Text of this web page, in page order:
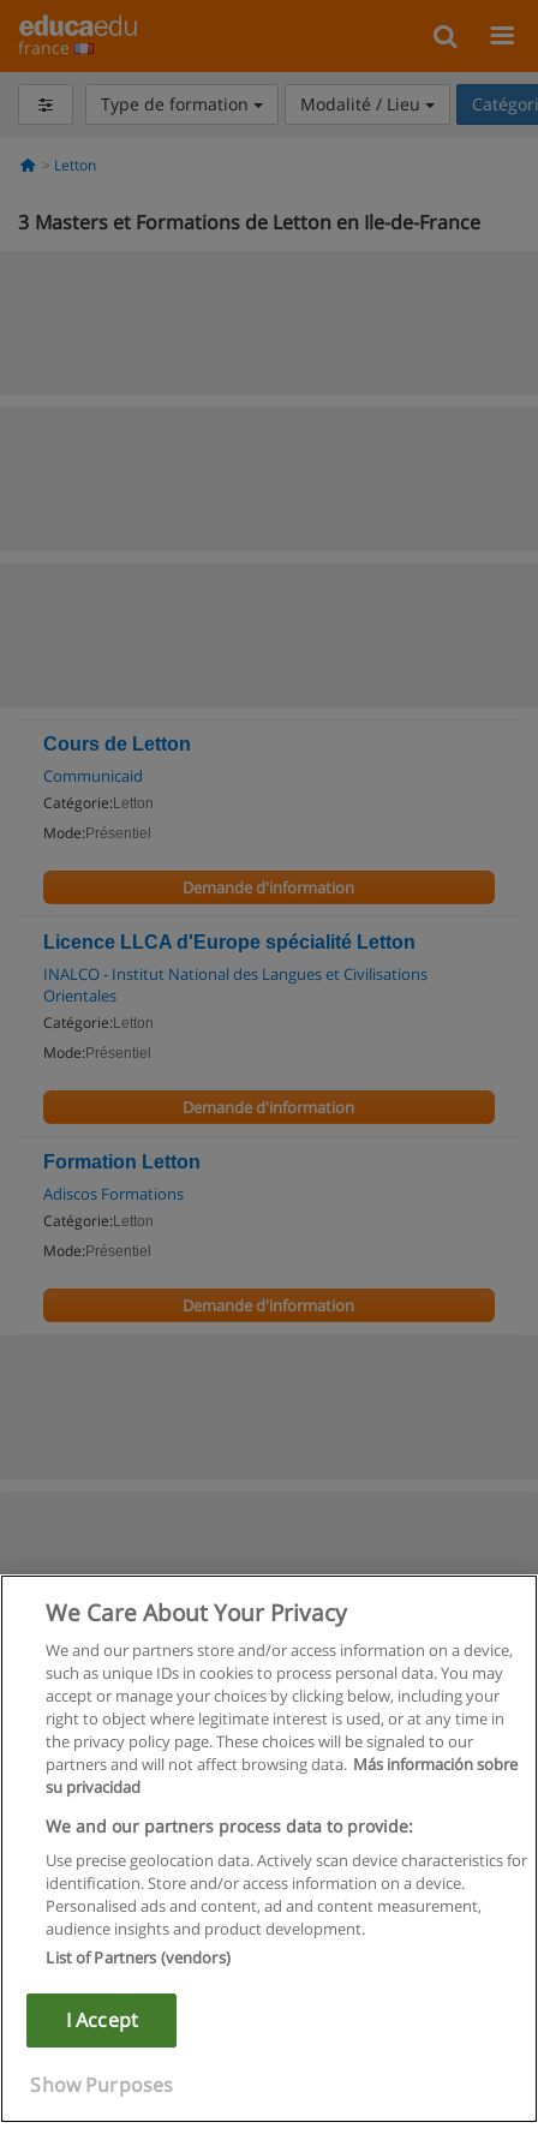
france
Type de formation Modalité / Lieu
Letton
3 Masters et Formations de Letton en Ile-de-France
Cours de Letton
Communicaid
Catégorie: Letton
Mode: Présentiel
Demande d'information
Licence LLCA d'Europe spécialité Letton
INALCO - Institut National des Langues et Civilisations
Orientales
Catégorie: Letton
Mode: Présentiel
Demande d'information
Formation Letton
Adiscos Formations
Catégorie: Letton
Mode: Présentiel
Demande d'information
Règles d'utilisation
Confidentialité des données
Copyright © Educaedu Business S.L. - CIF : B-95610580: -
We Care About Your Privacy
We and our partners store and/or access information on a device,
such as unique IDs in cookies to process personal data. You may
accept or manage your choices by clicking below, including your
right to object where legitimate interest is used, or at any time in
the privacy policy page. These choices will be signaled to our
partners and will not affect browsing data. Más información sobre
su privacidad
We and our partners process data to provide:
Use precise geolocation data. Actively scan device characteristics for
identification. Store and/or access information on a device.
Personalised ads and content, ad and content measurement,
audience insights and product development.
List of Partners (vendors)
I Accept
Show Purposes